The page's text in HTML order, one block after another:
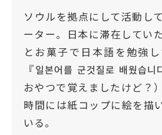
ソウルを拠点にして活動し
ーター。日本に滞在してい
とお菓子で日本語を勉強
『일본어를 군것질로 배웠습
おやつで覚えましたけど？
時間には紙コップに絵を描
いる。